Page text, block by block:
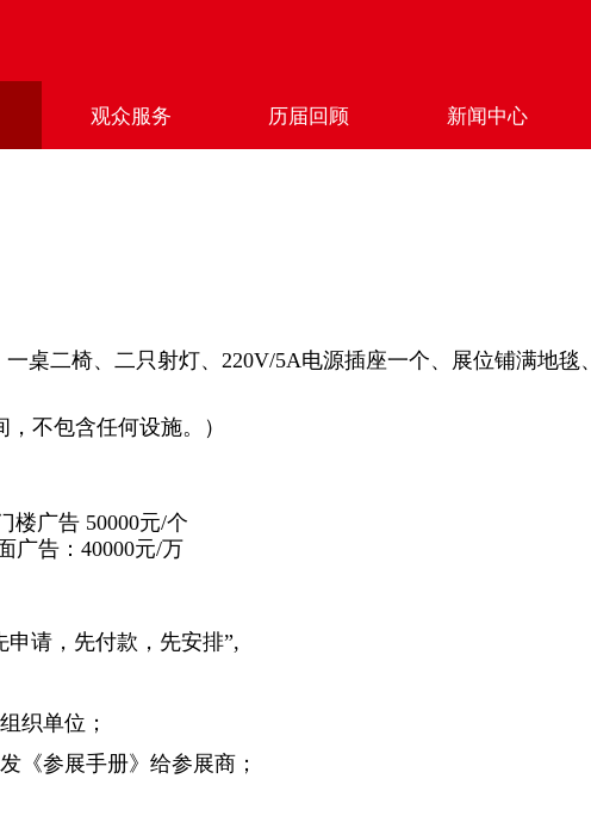
观众服务 历届回顾 新闻中心
桌二椅、二只射灯、220V/5A电源插座一个、展位铺满地毯、
不包含任何设施。）
广告 50000元/个
广告：40000元/万
请，先付款，先安排”,
织单位；
《参展手册》给参展商；